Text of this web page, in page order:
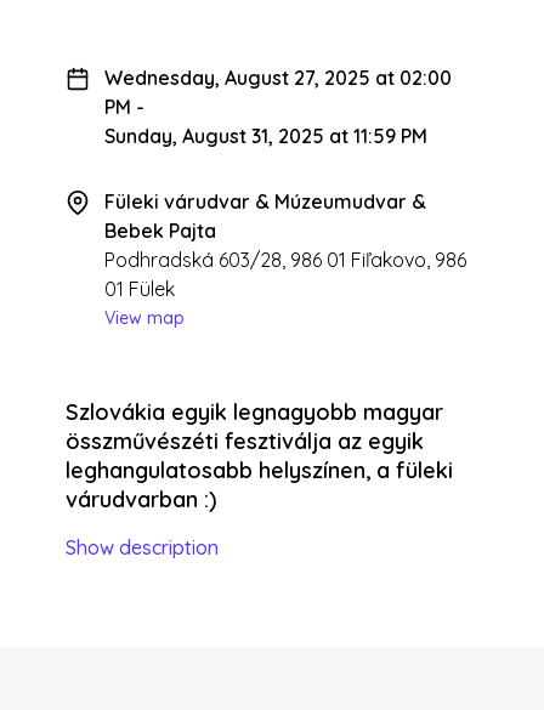
Wednesday, August 27, 2025 at 02:00
PM -
Sunday, August 31, 2025 at 11:59 PM
Füleki várudvar & Múzeumudvar &
Bebek Pajta
Podhradská 603/28, 986 01 Fiľakovo, 986
01 Fülek
View map
Szlovákia egyik legnagyobb magyar
összművészéti fesztiválja az egyik
leghangulatosabb helyszínen, a füleki
várudvarban :)
Show description